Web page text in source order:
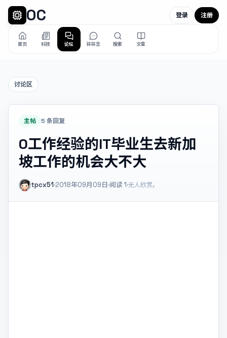
OC
首页 科技 论坛 碎碎念 搜索 文章
登录 注册
讨论区
主帖 5 条回复
0工作经验的IT毕业生去新加
坡工作的机会大不大
tpcx51·2018年09月09日·阅读 1·无人欣赏。